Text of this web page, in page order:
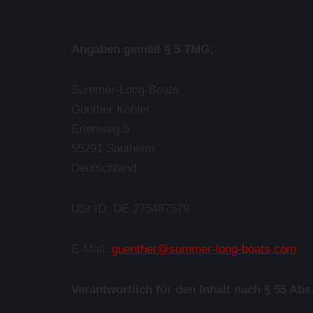
Angaben gemäß § 5 TMG:
Summer-Long-Boats
Günther Köhler
55291 Saulheim
Deutschland
USt ID: DE 275487579
guenther@summer-long-boats.com
Verantwortlich für den Inhalt nach § 55